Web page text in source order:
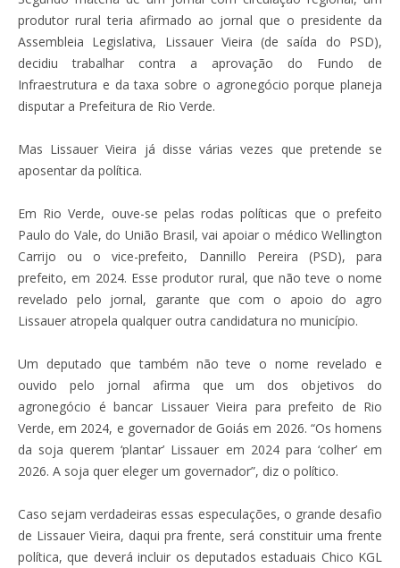
produtor rural teria afirmado ao jornal que o presidente da
Assembleia Legislativa, Lissauer Vieira (de saída do PSD),
decidiu trabalhar contra a aprovação do Fundo de
Infraestrutura e da taxa sobre o agronegócio porque planeja
disputar a Prefeitura de Rio Verde.
Mas Lissauer Vieira já disse várias vezes que pretende se
aposentar da política.
Em Rio Verde, ouve-se pelas rodas políticas que o prefeito
Paulo do Vale, do União Brasil, vai apoiar o médico Wellington
Carrijo ou o vice-prefeito, Dannillo Pereira (PSD), para
prefeito, em 2024. Esse produtor rural, que não teve o nome
revelado pelo jornal, garante que com o apoio do agro
Lissauer atropela qualquer outra candidatura no município.
Um deputado que também não teve o nome revelado e
ouvido pelo jornal afirma que um dos objetivos do
agronegócio é bancar Lissauer Vieira para prefeito de Rio
Verde, em 2024, e governador de Goiás em 2026. “Os homens
da soja querem ‘plantar’ Lissauer em 2024 para ‘colher’ em
2026. A soja quer eleger um governador”, diz o político.
Caso sejam verdadeiras essas especulações, o grande desafio
de Lissauer Vieira, daqui pra frente, será constituir uma frente
política, que deverá incluir os deputados estaduais Chico KGL